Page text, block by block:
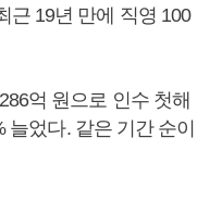
근 19년 만에 직영 100
억 원으로 인수 첫해
었다. 같은 기간 순이